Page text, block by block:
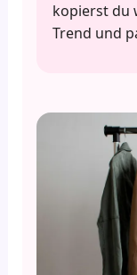
kopierst du
Trend und